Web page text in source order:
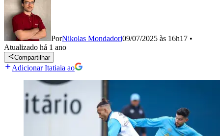
PorNikolas Mondadori09/07/2025 às 16h17 •
Atualizado há 1 ano
Compartilhar
Adicionar Itatiaia ao